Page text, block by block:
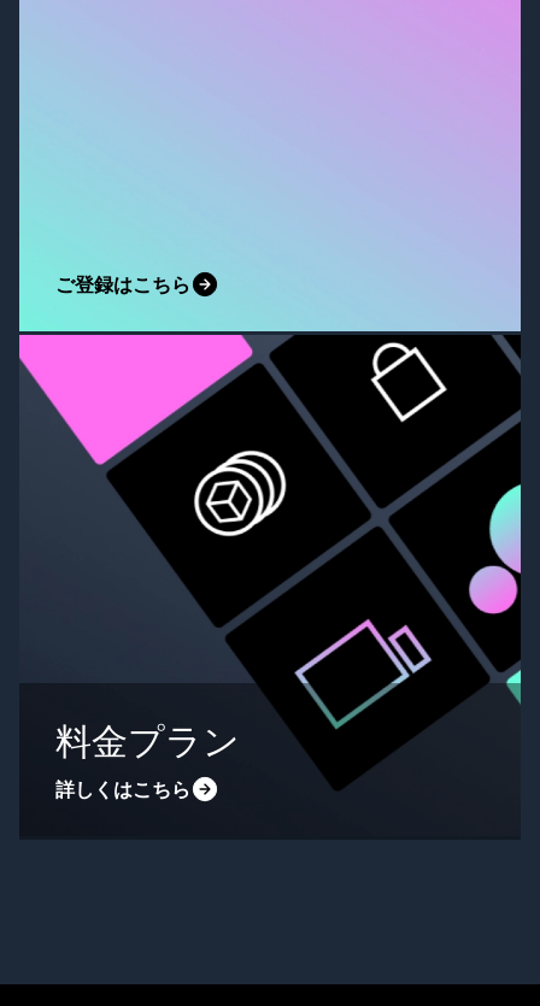
ご登録はこちら
料金プラン
詳しくはこちら